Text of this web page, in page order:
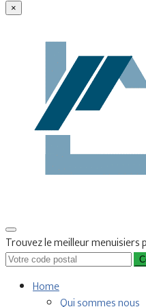
×
Trouvez le meilleur menuisiers
Home
Qui sommes nous